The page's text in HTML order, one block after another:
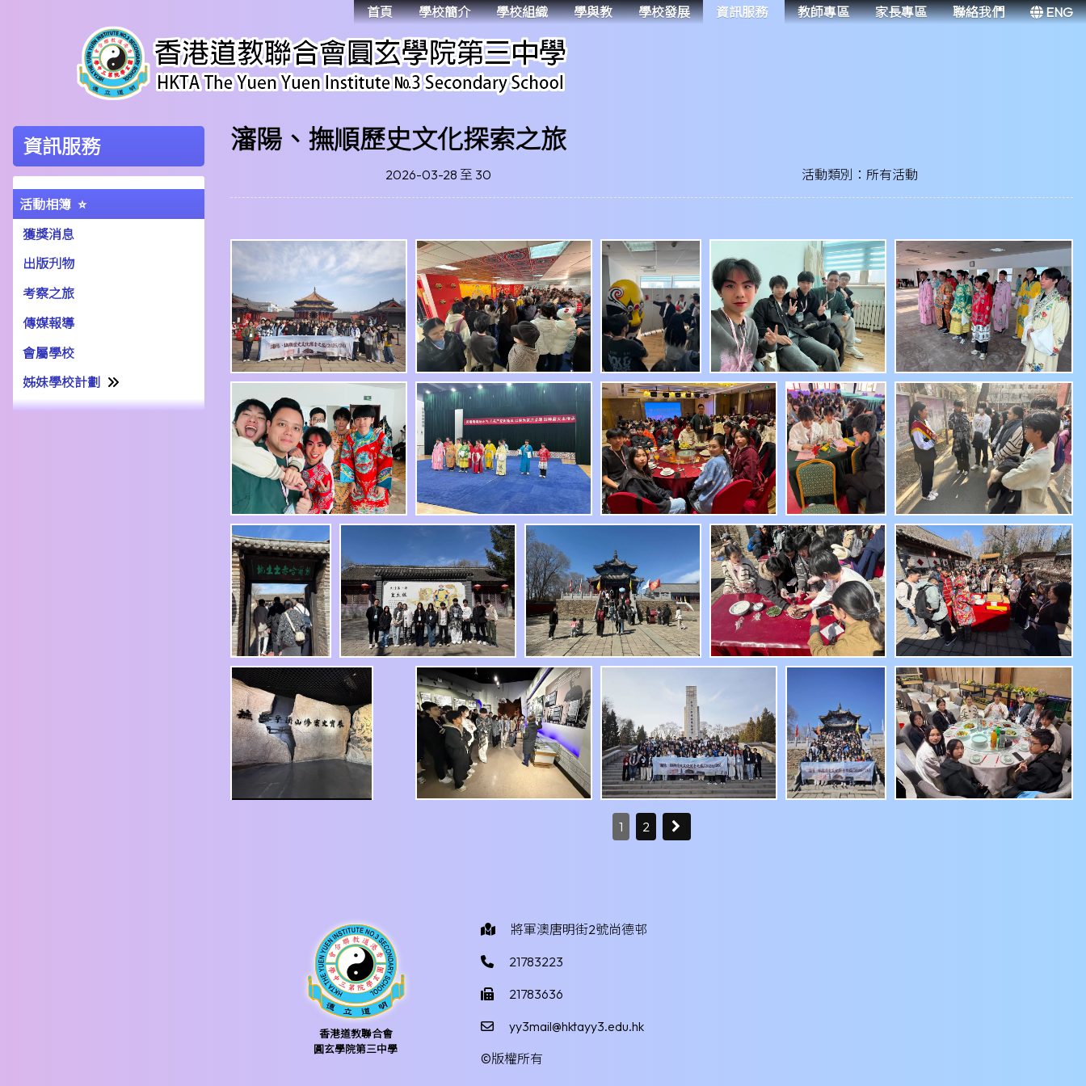
首頁 學校簡介 學校組織 學與教 學校發展 資訊服務 教師專區 家長專區 聯絡我們 ENG
資訊服務
活動相簿
獲獎消息
出版刋物
考察之旅
傳媒報導
會屬學校
姊妹學校計劃
姊妹學校交流計劃書22-23
瀋陽、撫順歷史文化探索之旅
2026-03-28 至 30 活動類別：所有活動
1 2
香港道教聯合會
圓玄學院第三中學
將軍澳唐明街2號尚德邨
21783223
21783636
yy3mail@hktayy3.edu.hk
©版權所有